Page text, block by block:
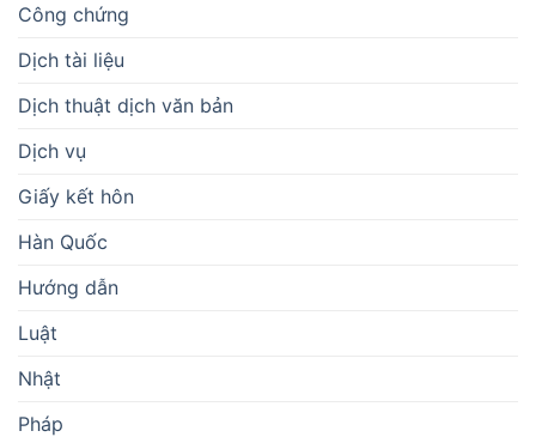
Công chứng
Dịch tài liệu
Dịch thuật dịch văn bản
Dịch vụ
Giấy kết hôn
Hàn Quốc
Hướng dẫn
Luật
Nhật
Pháp